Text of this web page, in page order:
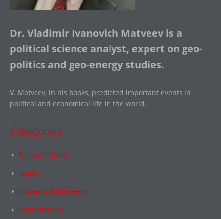
Dr. Vladimir Ivanovich Matveev is a
political science analyst, expert on geo-
politics and geo-energy studies.
V. Matveev, in his books, predicted important events in
political and economical life in the world.
Categories:
Без категории
Видео
Войны и вооружение
Геополитика